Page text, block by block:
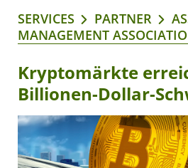
SERVICES PARTNER
MANAGEMENT
Kryptomärkte
Billionen-Dollar-